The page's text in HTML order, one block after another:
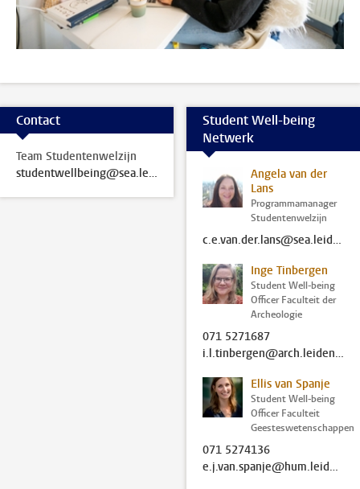
Contact
Team Studentenwelzijn
studentwellbeing@sea.leidenuniv.nl
Student Well-being
Netwerk
Angela van der
Lans
Programmamanager
Studentenwelzijn
c.e.van.der.lans@sea.leidenuniv.nl
Inge Tinbergen
Student Well-being
Officer Faculteit der
Archeologie
071 5271687
i.l.tinbergen@arch.leidenuniv.nl
Ellis van Spanje
Student Well-being
Officer Faculteit
Geesteswetenschappen
071 5274136
e.j.van.spanje@hum.leidenuniv.nl